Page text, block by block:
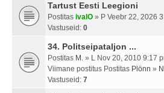
Tartust Eesti Leegioni
Postitas ivalO » P Veebr 22, 2026
Vastuseid: 0
34. Politseipataljon ...
Postitas M. » L Nov 20, 2010 9:17
Viimane postitus Postitas Plönn »
Vastuseid: 7